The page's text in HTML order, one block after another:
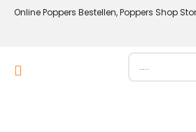
Online Poppers Bestellen, Poppers Shop